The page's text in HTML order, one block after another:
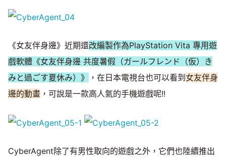
《女友伴身邊》近期還改編製作為PlayStation Vita 專用遊
戲軟體《女友伴身邊 共度暑假（ガールフレンド（仮）き
みと過ごす夏休み）》
，在日本電視台也可以看到 女友伴身
邊的動畫 ，可說是一款高人氣的手機遊戲呢!!
CyberAgent除了有男性取向的遊戲之外，它們也陸續推出